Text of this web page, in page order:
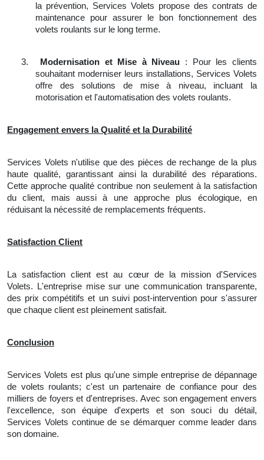
la prévention, Services Volets propose des contrats de
maintenance pour assurer le bon fonctionnement des
volets roulants sur le long terme.
3. Modernisation et Mise à Niveau : Pour les clients
souhaitant moderniser leurs installations, Services Volets
offre des solutions de mise à niveau, incluant la
motorisation et l'automatisation des volets roulants.
Engagement envers la Qualité et la Durabilité
Services Volets n'utilise que des pièces de rechange de la plus
haute qualité, garantissant ainsi la durabilité des réparations.
Cette approche qualité contribue non seulement à la satisfaction
du client, mais aussi à une approche plus écologique, en
réduisant la nécessité de remplacements fréquents.
Satisfaction Client
La satisfaction client est au cœur de la mission d'Services
Volets. L'entreprise mise sur une communication transparente,
des prix compétitifs et un suivi post-intervention pour s'assurer
que chaque client est pleinement satisfait.
Conclusion
Services Volets est plus qu'une simple entreprise de dépannage
de volets roulants; c'est un partenaire de confiance pour des
milliers de foyers et d'entreprises. Avec son engagement envers
l'excellence, son équipe d'experts et son souci du détail,
Services Volets continue de se démarquer comme leader dans
son domaine.